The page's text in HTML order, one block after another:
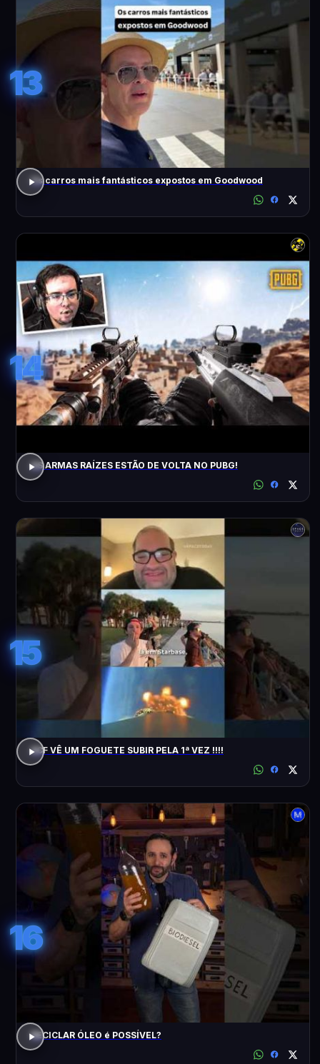
13
Os carros mais fantásticos expostos em Goodwood
14
AS ARMAS RAÍZES ESTÃO DE VOLTA NO PUBG!
15
ACF VÊ UM FOGUETE SUBIR PELA 1ª VEZ !!!!
16
RECICLAR ÓLEO é POSSÍVEL?